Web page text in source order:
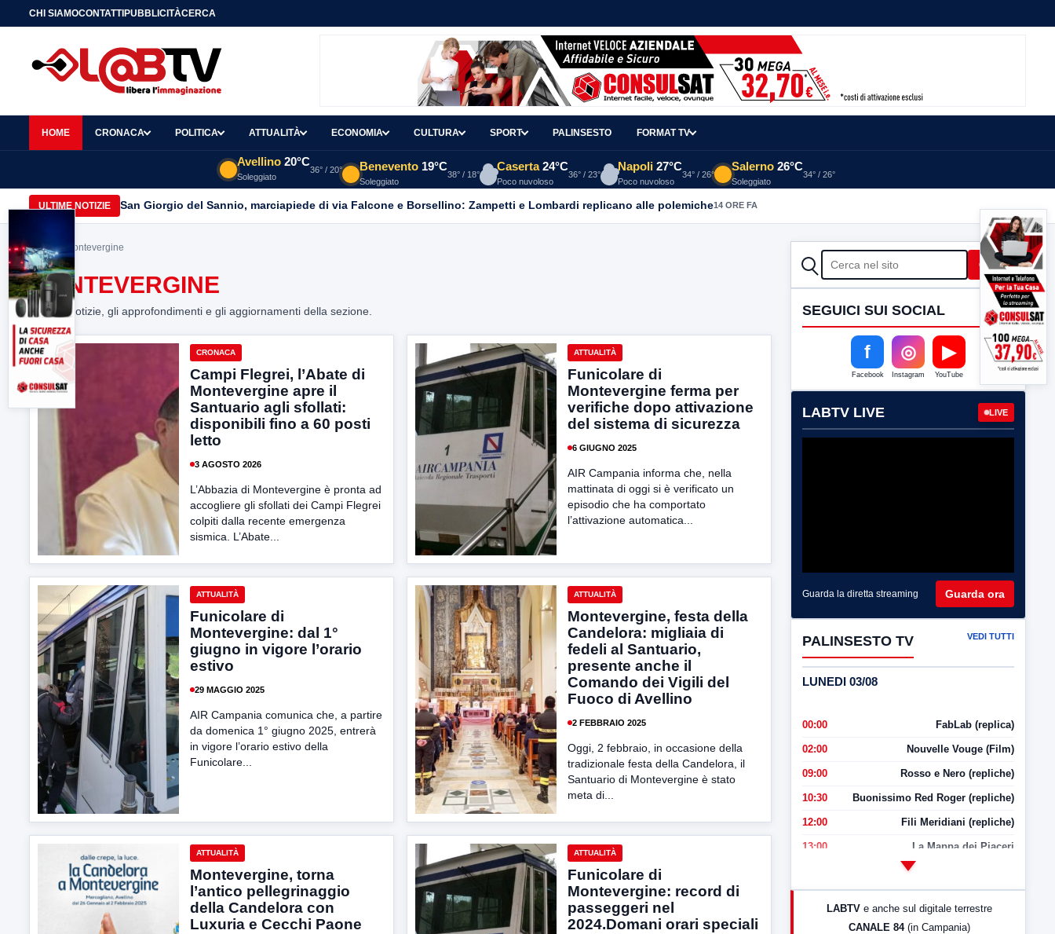
CHI SIAMOCONTATTIPUBBLICITÀCERCA
HOME CRONACA POLITICA ATTUALITÀ ECONOMIA CULTURA SPORT PALINSESTO FORMAT TV
Avellino 20°C
Soleggiato
36° / 20° Benevento 19°C
Soleggiato
38° / 18°
Caserta 24°C
Poco nuvoloso
36° / 23°
Napoli 27°C
Poco nuvoloso
34° / 26°
Salerno 26°C
Soleggiato
34° / 26°
ULTIME NOTIZIE San Giorgio del Sannio, marciapiede di via Falcone e Borsellino: Zampetti e Lombardi replicano alle polemiche14 ORE FA
Home> montevergine
MONTEVERGINE
Tutte le notizie, gli approfondimenti e gli aggiornamenti della sezione.
CRONACA
Campi Flegrei, l’Abate di
Montevergine apre il
Santuario agli sfollati:
disponibili fino a 60 posti
letto
3 AGOSTO 2026
L’Abbazia di Montevergine è pronta ad
accogliere gli sfollati dei Campi Flegrei
colpiti dalla recente emergenza
sismica. L’Abate...
ATTUALITÀ
Funicolare di
Montevergine ferma per
verifiche dopo attivazione
del sistema di sicurezza
6 GIUGNO 2025
AIR Campania informa che, nella
mattinata di oggi si è verificato un
episodio che ha comportato
l’attivazione automatica...
ATTUALITÀ
Funicolare di
Montevergine: dal 1°
giugno in vigore l’orario
estivo
29 MAGGIO 2025
AIR Campania comunica che, a partire
da domenica 1° giugno 2025, entrerà
in vigore l’orario estivo della
Funicolare...
ATTUALITÀ
Montevergine, festa della
Candelora: migliaia di
fedeli al Santuario,
presente anche il
Comando dei Vigili del
Fuoco di Avellino
2 FEBBRAIO 2025
Oggi, 2 febbraio, in occasione della
tradizionale festa della Candelora, il
Santuario di Montevergine è stato
meta di...
ATTUALITÀ
Montevergine, torna
l’antico pellegrinaggio
della Candelora con
Luxuria e Cecchi Paone
ATTUALITÀ
Funicolare di
Montevergine: record di
passeggeri nel
2024.Domani orari speciali
CERCA Cerca
SEGUICI SUI SOCIAL
f
Facebook
◎
Instagram
▶
YouTube
LABTV LIVE LIVE
Guarda la diretta streaming Guarda ora
PALINSESTO TV VEDI TUTTI
LUNEDI 03/08
00:00 FabLab (replica)
02:00 Nouvelle Vouge (Film)
09:00 Rosso e Nero (repliche)
10:30 Buonissimo Red Roger (repliche)
12:00 Fili Meridiani (repliche)
13:00 La Mappa dei Piaceri
LABTV e anche sul digitale terrestre
CANALE 84 (in Campania)